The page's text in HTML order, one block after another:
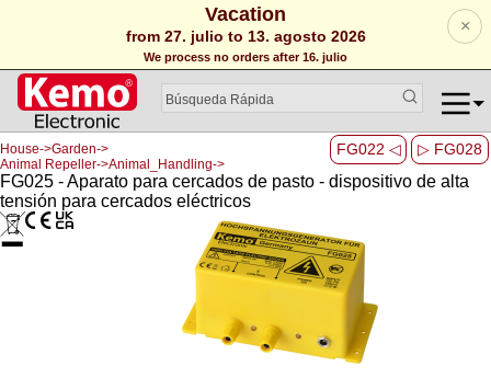
Vacation
from 27. julio to 13. agosto 2026
We process no orders after 16. julio
×
FG022 ◁ ▷ FG028
House->Garden->
Animal Repeller->Animal_Handling->
FG025 - Aparato para cercados de pasto - dispositivo de alta
tensión para cercados eléctricos